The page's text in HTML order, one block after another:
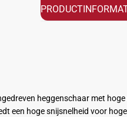
heggenschaar met
een hoge snijsnelheid voor